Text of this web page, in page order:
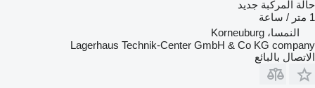
حالة المركبة جديد
1 متر / ساعة
النمسا، Korneuburg
Lagerhaus Technik-Center GmbH & Co KG company
الاتصال بالبائع